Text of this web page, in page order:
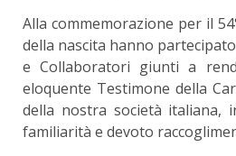
Alla commemorazione per il
della nascita hanno
e Collaboratori giunti a
eloquente Testimone della
della nostra società italiana,
familiarità e devoto